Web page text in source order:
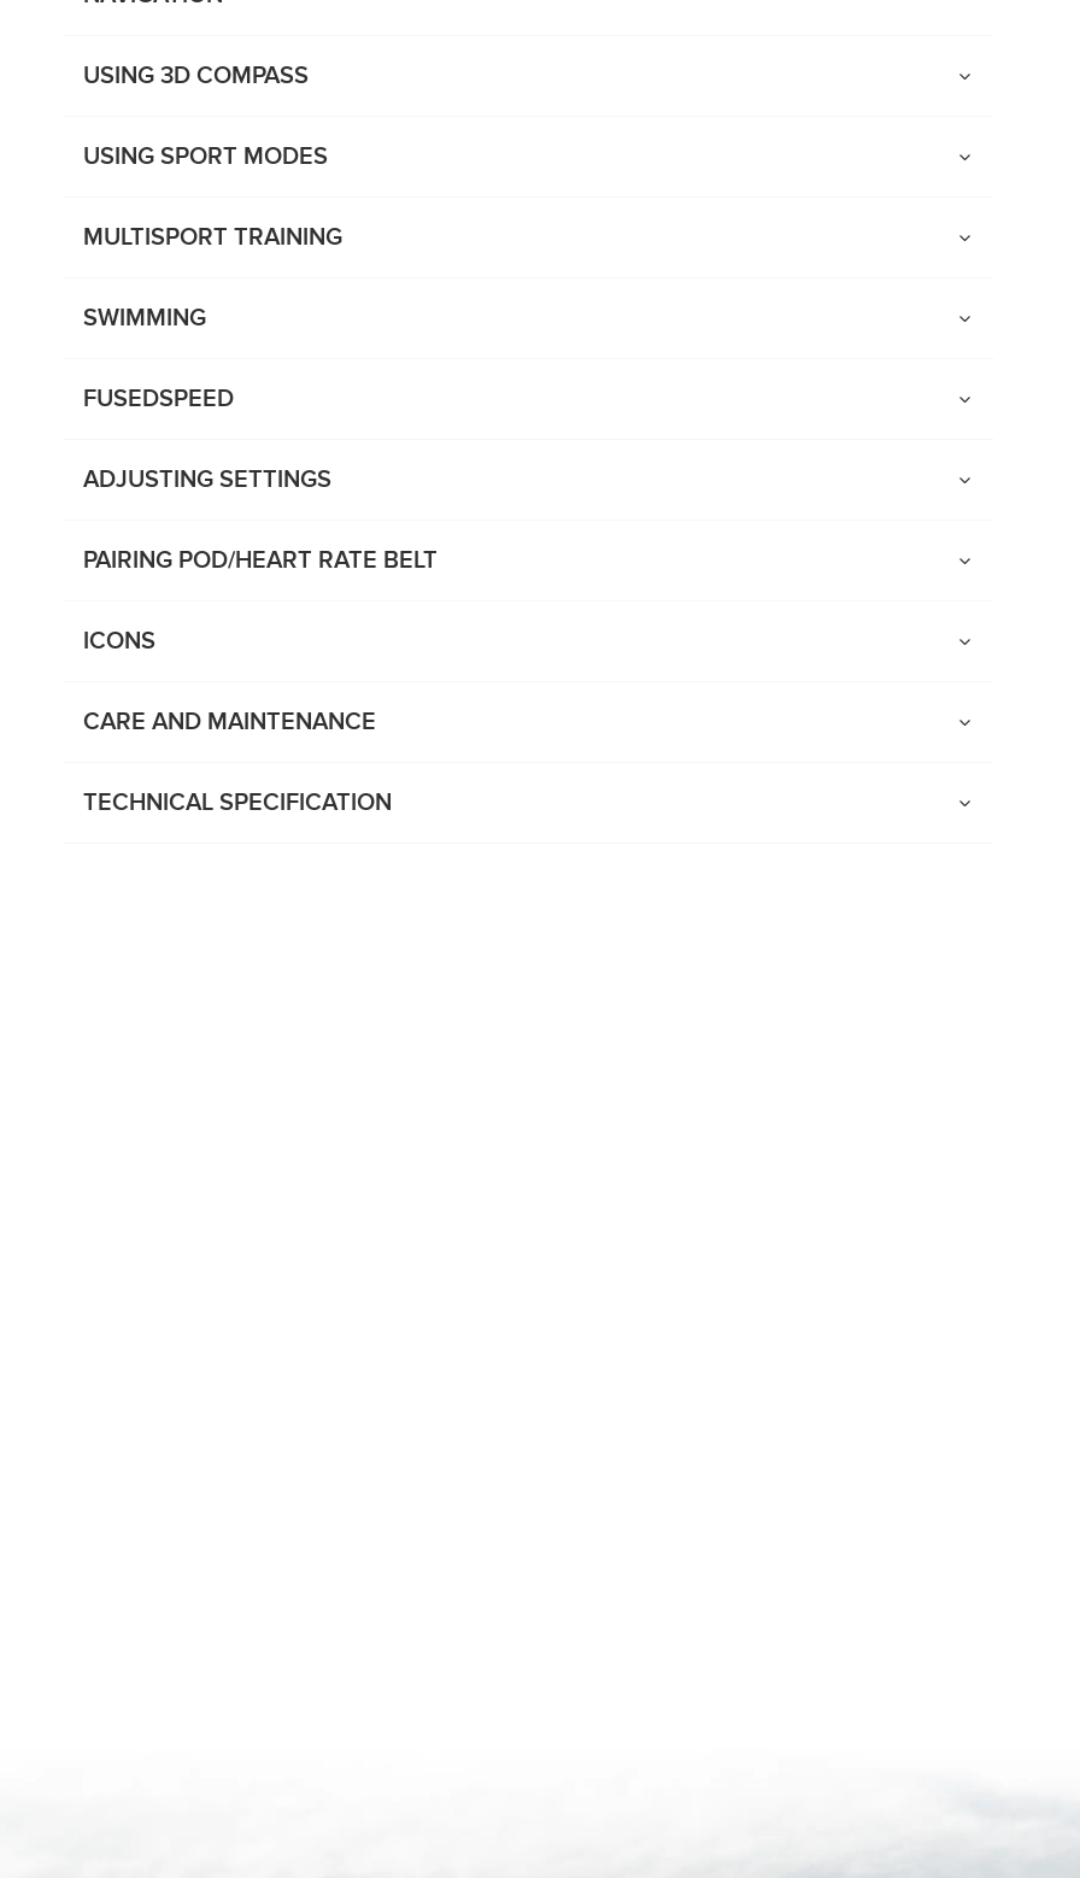
USING 3D COMPASS
USING SPORT MODES
MULTISPORT TRAINING
SWIMMING
FUSEDSPEED
ADJUSTING SETTINGS
PAIRING POD/HEART RATE BELT
ICONS
CARE AND MAINTENANCE
TECHNICAL SPECIFICATION